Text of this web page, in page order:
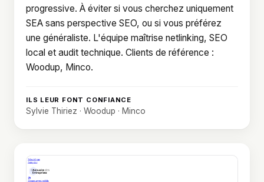
progressive. À éviter si vous cherchez uniquement
SEA sans perspective SEO, ou si vous préférez
une généraliste. L'équipe maîtrise netlinking, SEO
local et audit technique. Clients de référence :
Woodup, Minco.
ILS LEUR FONT CONFIANCE
Sylvie Thiriez · Woodup · Minco